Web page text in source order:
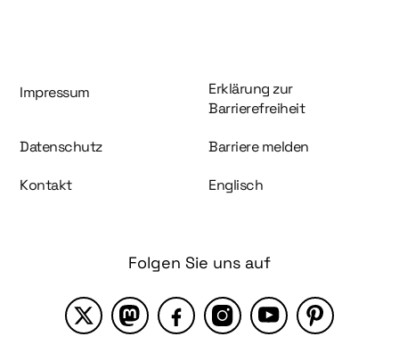
Information und Service
Impressum
Erklärung zur
Barrierefreiheit
Datenschutz Barriere melden
Kontakt Englisch
Folgen Sie uns auf